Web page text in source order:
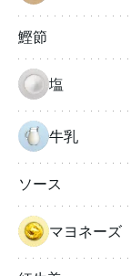
鰹節
塩
牛乳
ソース
マヨネーズ